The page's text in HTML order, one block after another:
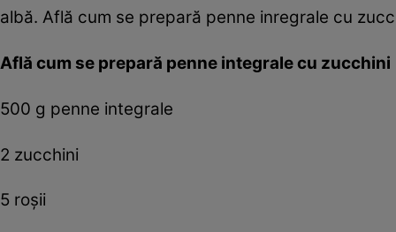
albă. Află cum se prepară penne inregrale cu
Află cum se prepară penne integrale cu zucchini
500 g penne integrale
2 zucchini
5 roşii